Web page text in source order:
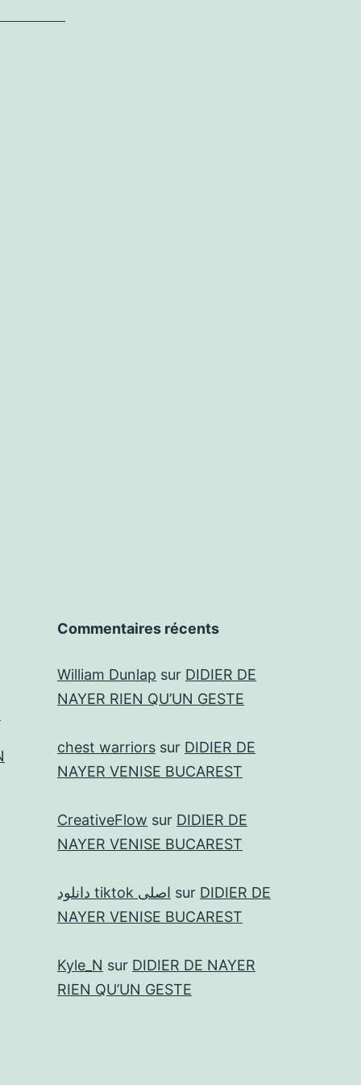
Commentaires récents
William Dunlap sur DIDIER DE
NAYER RIEN QU’UN GESTE
chest warriors sur DIDIER DE
NAYER VENISE BUCAREST
CreativeFlow sur DIDIER DE
NAYER VENISE BUCAREST
دانلود tiktok اصلی sur DIDIER DE
NAYER VENISE BUCAREST
Kyle_N sur DIDIER DE NAYER
RIEN QU’UN GESTE